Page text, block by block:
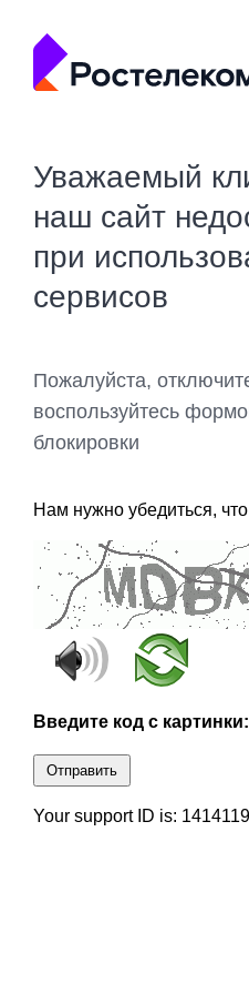
Уважаемый
наш сайт
при
сервисов
Пожалуйста,
воспользуйтесь
блокировки
Нам нужно убедиться,
Введите код с картинки:
Отправить
Your support ID is: